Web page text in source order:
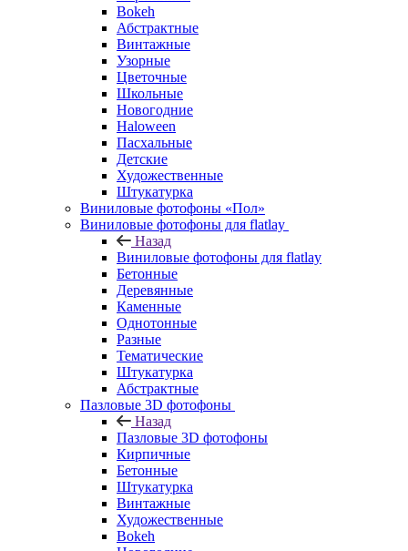
Bokeh
Абстрактные
Винтажные
Узорные
Цветочные
Школьные
Новогодние
Haloween
Пасхальные
Детские
Художественные
Штукатурка
Виниловые фотофоны «Пол»
Виниловые фотофоны для flatlay
Назад
Виниловые фотофоны для flatlay
Бетонные
Деревянные
Каменные
Однотонные
Разные
Тематические
Штукатурка
Абстрактные
Пазловые 3D фотофоны
Назад
Пазловые 3D фотофоны
Кирпичные
Бетонные
Штукатурка
Винтажные
Художественные
Bokeh